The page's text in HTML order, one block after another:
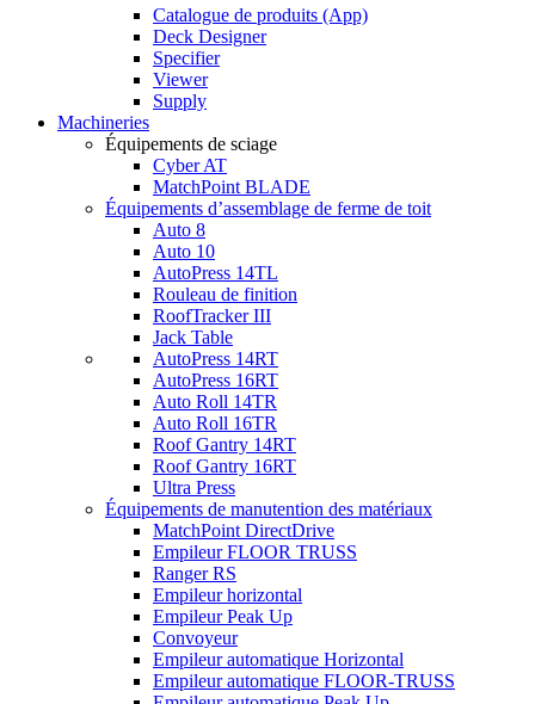
Catalogue de produits (App)
Deck Designer
Specifier
Viewer
Supply
Machineries
Équipements de sciage
Cyber AT
MatchPoint BLADE
Équipements d’assemblage de ferme de toit
Auto 8
Auto 10
AutoPress 14TL
Rouleau de finition
RoofTracker III
Jack Table
AutoPress 14RT
AutoPress 16RT
Auto Roll 14TR
Auto Roll 16TR
Roof Gantry 14RT
Roof Gantry 16RT
Ultra Press
Équipements de manutention des matériaux
MatchPoint DirectDrive
Empileur FLOOR TRUSS
Ranger RS
Empileur horizontal
Empileur Peak Up
Convoyeur
Empileur automatique Horizontal
Empileur automatique FLOOR-TRUSS